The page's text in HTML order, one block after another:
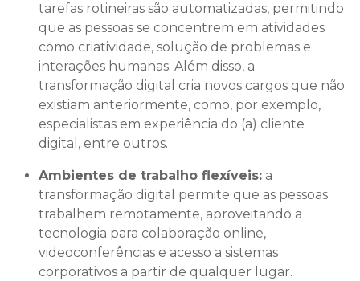
tarefas rotineiras são automatizadas, permitindo
que as pessoas se concentrem em atividades
como criatividade, solução de problemas e
interações humanas. Além disso, a
transformação digital cria novos cargos que não
existiam anteriormente, como, por exemplo,
especialistas em experiência do (a) cliente
digital, entre outros.
Ambientes de trabalho flexíveis: a
transformação digital permite que as pessoas
trabalhem remotamente, aproveitando a
tecnologia para colaboração online,
videoconferências e acesso a sistemas
corporativos a partir de qualquer lugar.